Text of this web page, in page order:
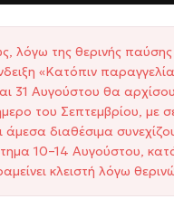
λόγω της θερινής
«Κατόπιν
31 Αυγούστου θα
του Σεπτεμβρίου, με
άμεσα διαθέσιμα
10–14 Αυγούστου,
κλειστή λόγω